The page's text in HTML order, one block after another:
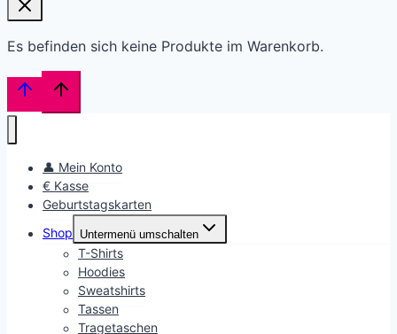
Es befinden sich keine Produkte im Warenkorb.
👤 Mein Konto
€ Kasse
Geburtstagskarten
Shop
Untermenü umschalten
T-Shirts
Hoodies
Sweatshirts
Tassen
Tragetaschen